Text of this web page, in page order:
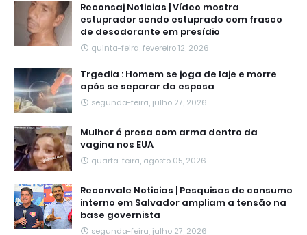
Reconsaj Noticias | Vídeo mostra
estuprador sendo estuprado com frasco
de desodorante em presídio
quinta-feira, fevereiro 12, 2026
Trgedia : Homem se joga de laje e morre
após se separar da esposa
segunda-feira, julho 27, 2026
Mulher é presa com arma dentro da
vagina nos EUA
quarta-feira, agosto 05, 2026
Reconvale Noticias | Pesquisas de consumo
interno em Salvador ampliam a tensão na
base governista
segunda-feira, julho 27, 2026